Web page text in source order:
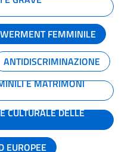
FEMMINILE
ANTIDISCRIMINAZIONE
E MATRIMONI
CULTURALE DELLE
EUROPEE